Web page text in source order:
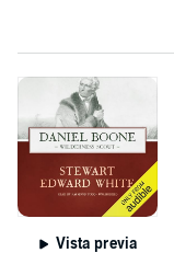
Vista previa